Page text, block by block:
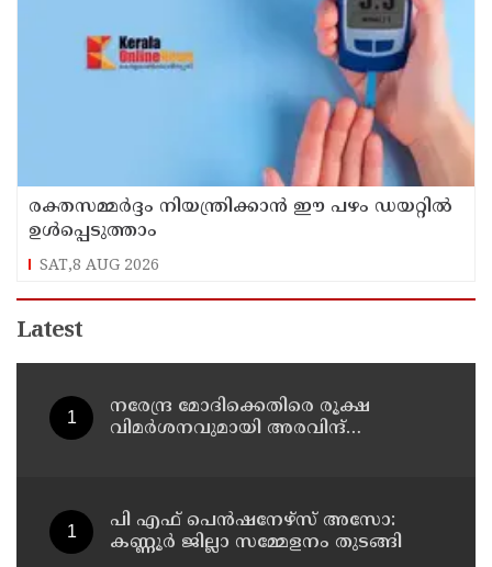
രക്തസമ്മർദ്ദം നിയന്ത്രിക്കാൻ ഈ പഴം ഡയറ്റിൽ
ഉൾപ്പെടുത്താം
SAT,8 AUG 2026
Latest
നരേന്ദ്ര മോദിക്കെതിരെ രൂക്ഷ
വിമർശനവുമായി അരവിന്ദ്
പി എഫ് പെൻഷനേഴ്സ് അസോ:
കണ്ണൂർ ജില്ലാ സമ്മേളനം തുടങ്ങി